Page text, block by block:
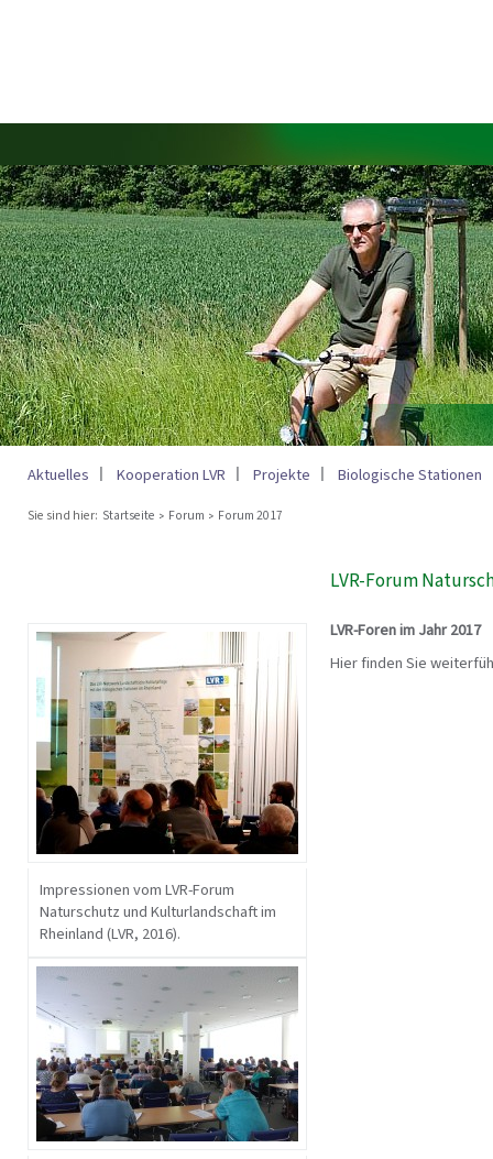
Aktuelles Kooperation LVR Projekte Biologische Stationen
Sie sind hier: Startseite Forum Forum 2017
LVR-Forum
Impressionen vom LVR-Forum
Naturschutz und Kulturlandschaft im
Rheinland (LVR, 2016).
LVR-Foren im Jahr 2017
Hier finden Sie